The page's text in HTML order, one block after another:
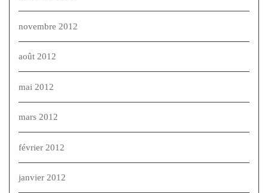
novembre 2012
août 2012
mai 2012
mars 2012
février 2012
janvier 2012